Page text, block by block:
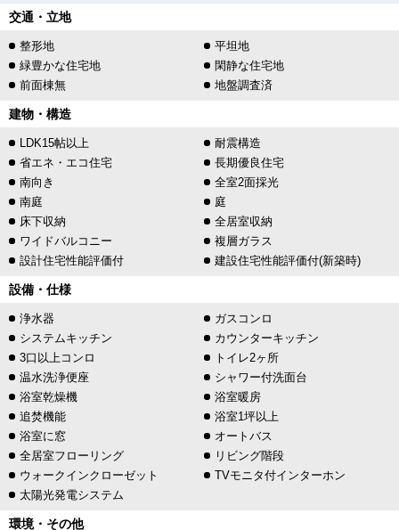
交通・立地
整形地
平坦地
緑豊かな住宅地
閑静な住宅地
前面棟無
地盤調査済
建物・構造
LDK15帖以上
耐震構造
省エネ・エコ住宅
長期優良住宅
南向き
全室2面採光
南庭
庭
床下収納
全居室収納
ワイドバルコニー
複層ガラス
設計住宅性能評価付
建設住宅性能評価付(新築時)
設備・仕様
浄水器
ガスコンロ
システムキッチン
カウンターキッチン
3口以上コンロ
トイレ2ヶ所
温水洗浄便座
シャワー付洗面台
浴室乾燥機
浴室暖房
追焚機能
浴室1坪以上
浴室に窓
オートバス
全居室フローリング
リビング階段
ウォークインクローゼット
TVモニタ付インターホン
太陽光発電システム
環境・その他